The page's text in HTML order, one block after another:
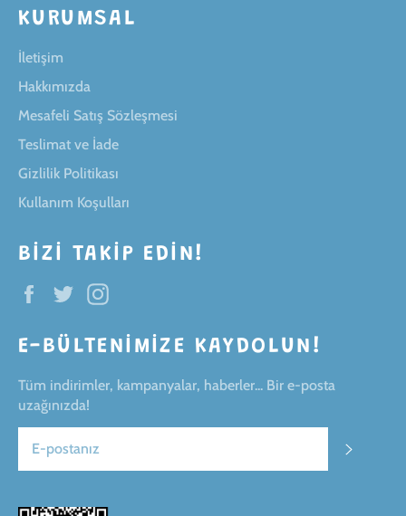
KURUMSAL
İletişim
Hakkımızda
Mesafeli Satış Sözleşmesi
Teslimat ve İade
Gizlilik Politikası
Kullanım Koşulları
BIZI TAKIP EDIN!
Facebook
Twitter
E-BÜLTENIMIZE KAYDOLUN!
Tüm indirimler, kampanyalar, haberler... Bir e-posta
uzağınızda!